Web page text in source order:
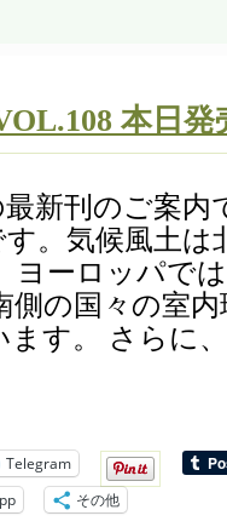
本日発
新刊のご案内
。気候風土は
ヨーロッパで
側の国々の室
ます。 さらに
Telegram
その他